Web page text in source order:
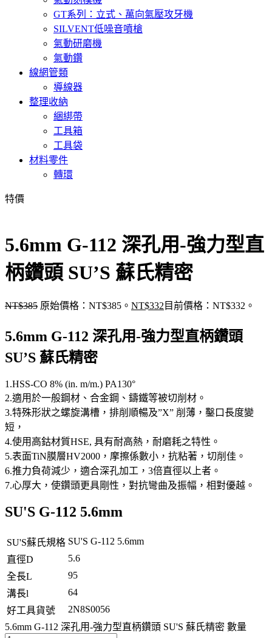
GT系列：立式、萬向氣壓攻牙機
SILVENT低噪音噴槍
氣動研磨機
氣動鑽
線網管類
導線器
整理收納
綑綁帶
工具箱
工具袋
材料零件
轉環
特價
5.6mm G-112 深孔用-強力型直
柄鑽頭 SU’S 蘇氏精密
NT$385 原始價格：NT$385。 NT$332 目前價格：NT$332。
5.6mm G-112 深孔用-強力型直柄鑽頭
SU’S 蘇氏精密
1.HSS-CO 8% (in. m/m.) PA130°
2.適用於一般鋼材、合金鋼、鑄鐵等被切削材。
3.特殊形狀之螺旋溝槽，排削順暢及”X” 削薄，鑿口長度變
短，
4.使用高鈷材質HSE, 具有耐高熱，耐磨耗之特性。
5.表面TiN膜層HV2000，摩擦係數小，抗粘著，切削佳。
6.推力負荷減少，適合深孔加工，3倍直徑以上者。
7.心厚大，使鑽頭更具剛性，對抗彎曲及振幅，相對優越。
SU'S G-112 5.6mm
SU'S蘇氏規格 SU'S G-112 5.6mm
直徑D
5.6
全長L
95
溝長l
64
好工具貨號
2N8S0056
5.6mm G-112 深孔用-強力型直柄鑽頭 SU'S 蘇氏精密 數量